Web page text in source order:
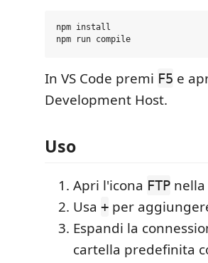
npm install
In VS Code premi F5 e
Development Host.
Uso
Apri l'icona FTP nella
Usa + per
Espandi la
cartella predefinita